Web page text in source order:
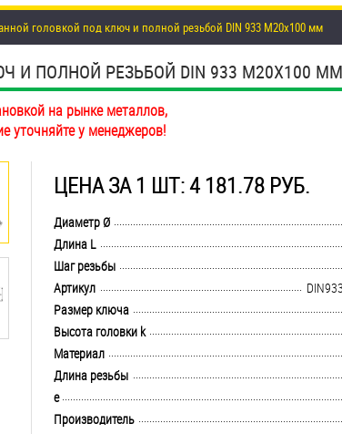
головкой под ключ и полной резьбой DIN 933 М20х100 мм
ПОЛНОЙ РЕЗЬБОЙ DIN 933 М20Х100
на рынке металлов,
уточняйте у менеджеров!
ЦЕНА ЗА 1 ШТ: 4 181.78 РУБ.
Диаметр Ø
Длина L
Шаг резьбы
Артикул
Размер ключа
Высота головки k
Материал
Длина резьбы
e
Производитель